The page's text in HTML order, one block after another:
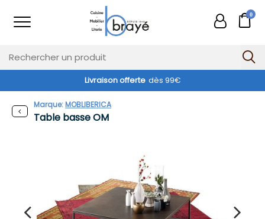
0
Livraison offerte dès 99€
Table basse OM
Marque:MOBLIBERICA